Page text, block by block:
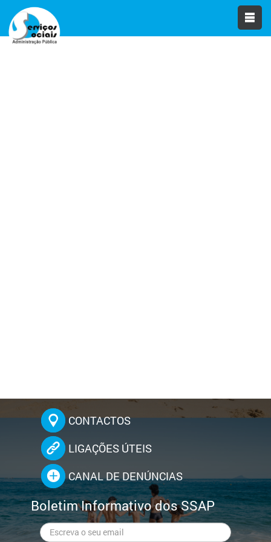
CONTACTOS
LIGAÇÕES ÚTEIS
CANAL DE DENÚNCIAS
Boletim Informativo dos SSAP